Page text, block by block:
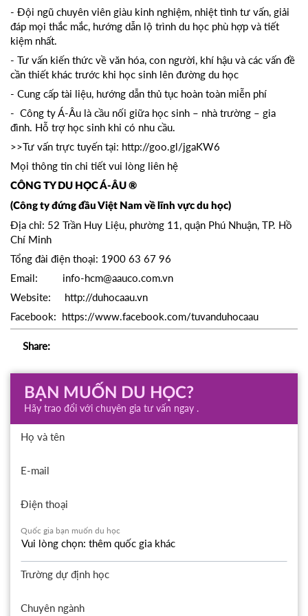
- Đội ngũ chuyên viên giàu kinh nghiệm, nhiệt tình tư vấn, giải
đáp mọi thắc mắc, hướng dẫn lộ trình du học phù hợp và tiết
kiệm nhất.
- Tư vấn kiến thức về văn hóa, con người, khí hậu và các vấn đề
cần thiết khác trước khi học sinh lên đường du học
- Cung cấp tài liệu, hướng dẫn thủ tục hoàn toàn miễn phí
- Công ty Á-Âu là cầu nối giữa học sinh – nhà trường – gia
đình. Hỗ trợ học sinh khi có nhu cầu.
>>Tư vấn trực tuyến tại: http://goo.gl/jgaKW6
Mọi thông tin chi tiết vui lòng liên hệ
CÔNG TY DU HỌC Á-ÂU ®
(Công ty đứng đầu Việt Nam về lĩnh vực du học)
Địa chỉ: 52 Trần Huy Liệu, phường 11, quận Phú Nhuận, TP. Hồ
Chí Minh
Tổng đài điện thoại: 1900 63 67 96
Email: info-hcm@aauco.com.vn
Website: http://duhocaau.vn
Facebook: https://www.facebook.com/tuvanduhocaau
Share:
BẠN MUỐN DU HỌC?
Hãy trao đổi với chuyên gia tư vấn ngay .
Họ và tên
E-mail
Điện thoại
Quốc gia bạn muốn du học
Trường dự định học
Chuyên ngành